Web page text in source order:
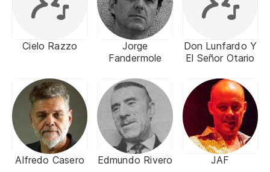
Cielo Razzo
Jorge
Fandermole
Don Lunfardo Y
El Señor Otario
Alfredo Casero Edmundo Rivero JAF